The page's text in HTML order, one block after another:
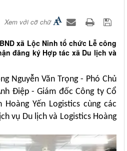
Xem với cỡ chữ
xã Lộc Ninh tổ chức Lễ công
đăng ký Hợp tác xã Du lịch và
Nguyễn Văn Trọng - Phó Chủ
Điệp - Giám đốc Công ty Cổ
Yến Logistics cùng các
vụ Du lịch và Logistics Hoàng